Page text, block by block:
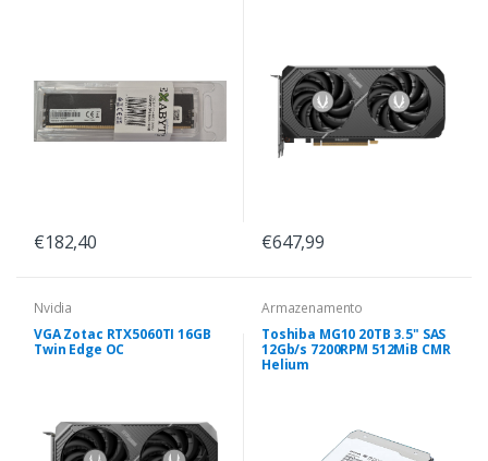
€182,40 €647,99
Nvidia
VGA Zotac RTX5060TI 16GB
Twin Edge OC
Armazenamento
Toshiba MG10 20TB 3.5" SAS
12Gb/s 7200RPM 512MiB CMR
Helium